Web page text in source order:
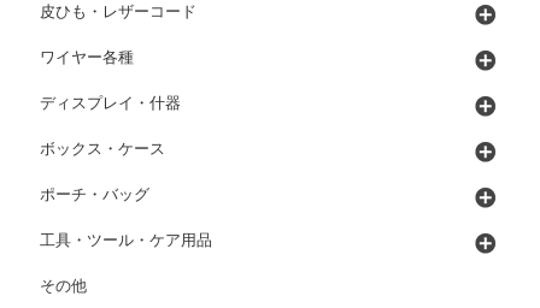
皮ひも・レザーコード
ワイヤー各種
ディスプレイ・什器
ボックス・ケース
ポーチ・バッグ
工具・ツール・ケア用品
その他